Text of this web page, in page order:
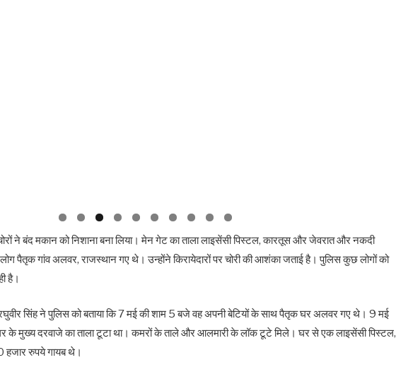
ने बंद मकान को निशाना बना लिया। मेन गेट का ताला लाइसेंसी पिस्टल, कारतूस और जेवरात और नकदी
पैतृक गांव अलवर, राजस्थान गए थे। उन्होंने किरायेदारों पर चोरी की आशंका जताई है। पुलिस कुछ लोगों को
है।
रघुवीर सिंह ने पुलिस को बताया कि 7 मई की शाम 5 बजे वह अपनी बेटियों के साथ पैतृक घर अलवर गए थे। 9 मई
के मुख्य दरवाजे का ताला टूटा था। कमरों के ताले और आलमारी के लॉक टूटे मिले। घर से एक लाइसेंसी पिस्टल,
हजार रुपये गायब थे।